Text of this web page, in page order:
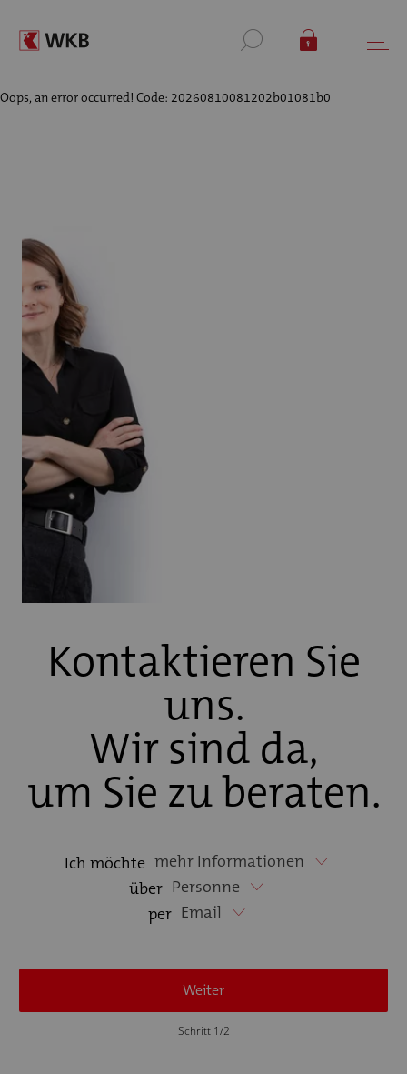
Oops, an error occurred! Code: 20260810081202b01081b0
Kontaktieren Sie
uns.
Wir sind da,
um Sie zu beraten.
Ich möchte mehr Informationen
über Personne
per Email
Weiter
Schritt 1/2